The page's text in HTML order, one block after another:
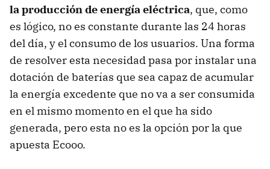
la producción de energía eléctrica, que, como
es lógico, no es constante durante las 24 horas
del día, y el consumo de los usuarios. Una forma
de resolver esta necesidad pasa por instalar una
dotación de baterías que sea capaz de acumular
la energía excedente que no va a ser consumida
en el mismo momento en el que ha sido
generada, pero esta no es la opción por la que
apuesta Ecooo.